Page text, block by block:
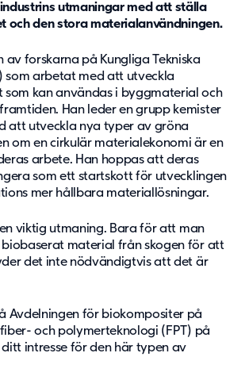
utmaningar med att ställa
och den stora materialanvändningen.
av forskarna på Kungliga Tekniska
som arbetat med att utveckla
som kan användas i byggmaterial och
Han leder en grupp kemister
att utveckla nya typer av gröna
om en cirkulär materialekonomi är en
arbete. Han hoppas att deras
som ett startskott för utvecklingen
mer hållbara materiallösningar.
viktig utmaning. Bara för att man
material från skogen för att
det inte nödvändigtvis att det är
Avdelningen för biokompositer på
och polymerteknologi (FPT) på
ditt intresse för den här typen av